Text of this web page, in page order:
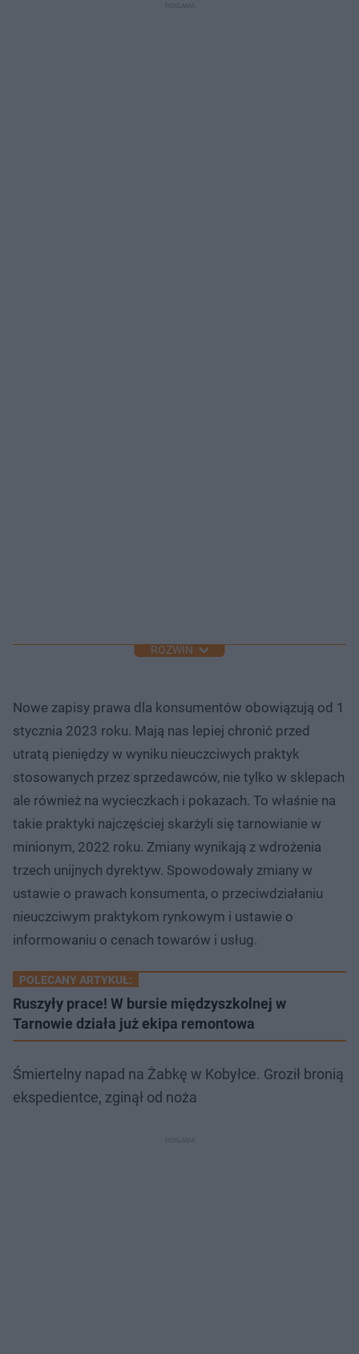
ROZWIŃ
Nowe zapisy prawa dla konsumentów obowiązują od 1
stycznia 2023 roku. Mają nas lepiej chronić przed
utratą pieniędzy w wyniku nieuczciwych praktyk
stosowanych przez sprzedawców, nie tylko w sklepach
ale również na wycieczkach i pokazach. To właśnie na
takie praktyki najczęściej skarżyli się tarnowianie w
minionym, 2022 roku. Zmiany wynikają z wdrożenia
trzech unijnych dyrektyw. Spowodowały zmiany w
ustawie o prawach konsumenta, o przeciwdziałaniu
nieuczciwym praktykom rynkowym i ustawie o
informowaniu o cenach towarów i usług.
POLECANY ARTYKUŁ:
Ruszyły prace! W bursie międzyszkolnej w
Tarnowie działa już ekipa remontowa
Śmiertelny napad na Żabkę w Kobyłce. Groził bronią
ekspedientce, zginął od noża